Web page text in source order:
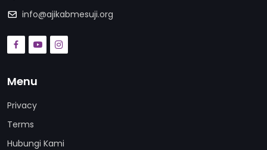
info@ajikabmesuji.org
Menu
Privacy
Terms
Hubungi Kami